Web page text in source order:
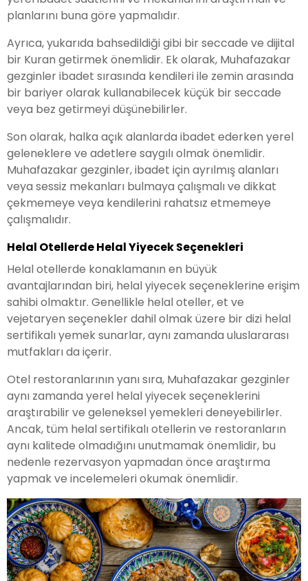
planlarını buna göre yapmalıdır.
Ayrıca, yukarıda bahsedildiği gibi bir seccade ve dijital
bir Kuran getirmek önemlidir. Ek olarak, Muhafazakar
gezginler ibadet sırasında kendileri ile zemin arasında
bir bariyer olarak kullanabilecek küçük bir seccade
veya bez getirmeyi düşünebilirler.
Son olarak, halka açık alanlarda ibadet ederken yerel
geleneklere ve adetlere saygılı olmak önemlidir.
Muhafazakar gezginler, ibadet için ayrılmış alanları
veya sessiz mekanları bulmaya çalışmalı ve dikkat
çekmemeye veya kendilerini rahatsız etmemeye
çalışmalıdır.
Helal Otellerde Helal Yiyecek Seçenekleri
Helal otellerde konaklamanın en büyük
avantajlarından biri, helal yiyecek seçeneklerine erişim
sahibi olmaktır. Genellikle helal oteller, et ve
vejetaryen seçenekler dahil olmak üzere bir dizi helal
sertifikalı yemek sunarlar, aynı zamanda uluslararası
mutfakları da içerir.
Otel restoranlarının yanı sıra, Muhafazakar gezginler
aynı zamanda yerel helal yiyecek seçeneklerini
araştırabilir ve geleneksel yemekleri deneyebilirler.
Ancak, tüm helal sertifikalı otellerin ve restoranların
aynı kalitede olmadığını unutmamak önemlidir, bu
nedenle rezervasyon yapmadan önce araştırma
yapmak ve incelemeleri okumak önemlidir.